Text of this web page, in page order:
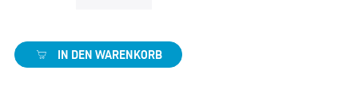
IN DEN WARENKORB